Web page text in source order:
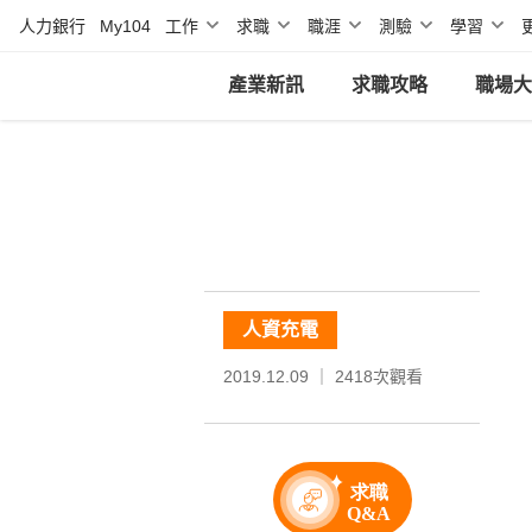
人力銀行 My104 工作 求職 職涯 測驗 學習
產業新訊 求職攻略 職場
人資充電
2019.12.09 ｜ 2418次觀看